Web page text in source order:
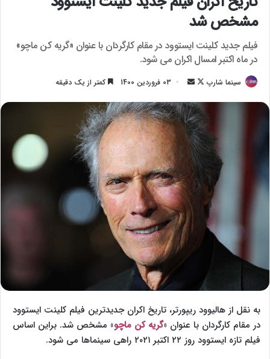
مشخص شد
فیلم جدید کلینت ایستوود در مقام کارگردان با عنوان «گریه کن ماچو»
در ماه اکتبر امسال اکران می شود.
سینما شارپ
F
l
o
w
n
X
س
ا
ل
م
ی
ل
03 فروردین 1400 کمتر از یک دقیقه
به نقل از هالیوود ریپورتر، تاریخ اکران جدیدترین فیلم کلینت ایستوود
در مقام کارگردان با عنوان «گریه کن ماچو» مشخص شد. براین اساس
فیلم تازه ایستوود روز ۲۲ اکتبر ۲۰۲۱ راهی سینماها می شود.